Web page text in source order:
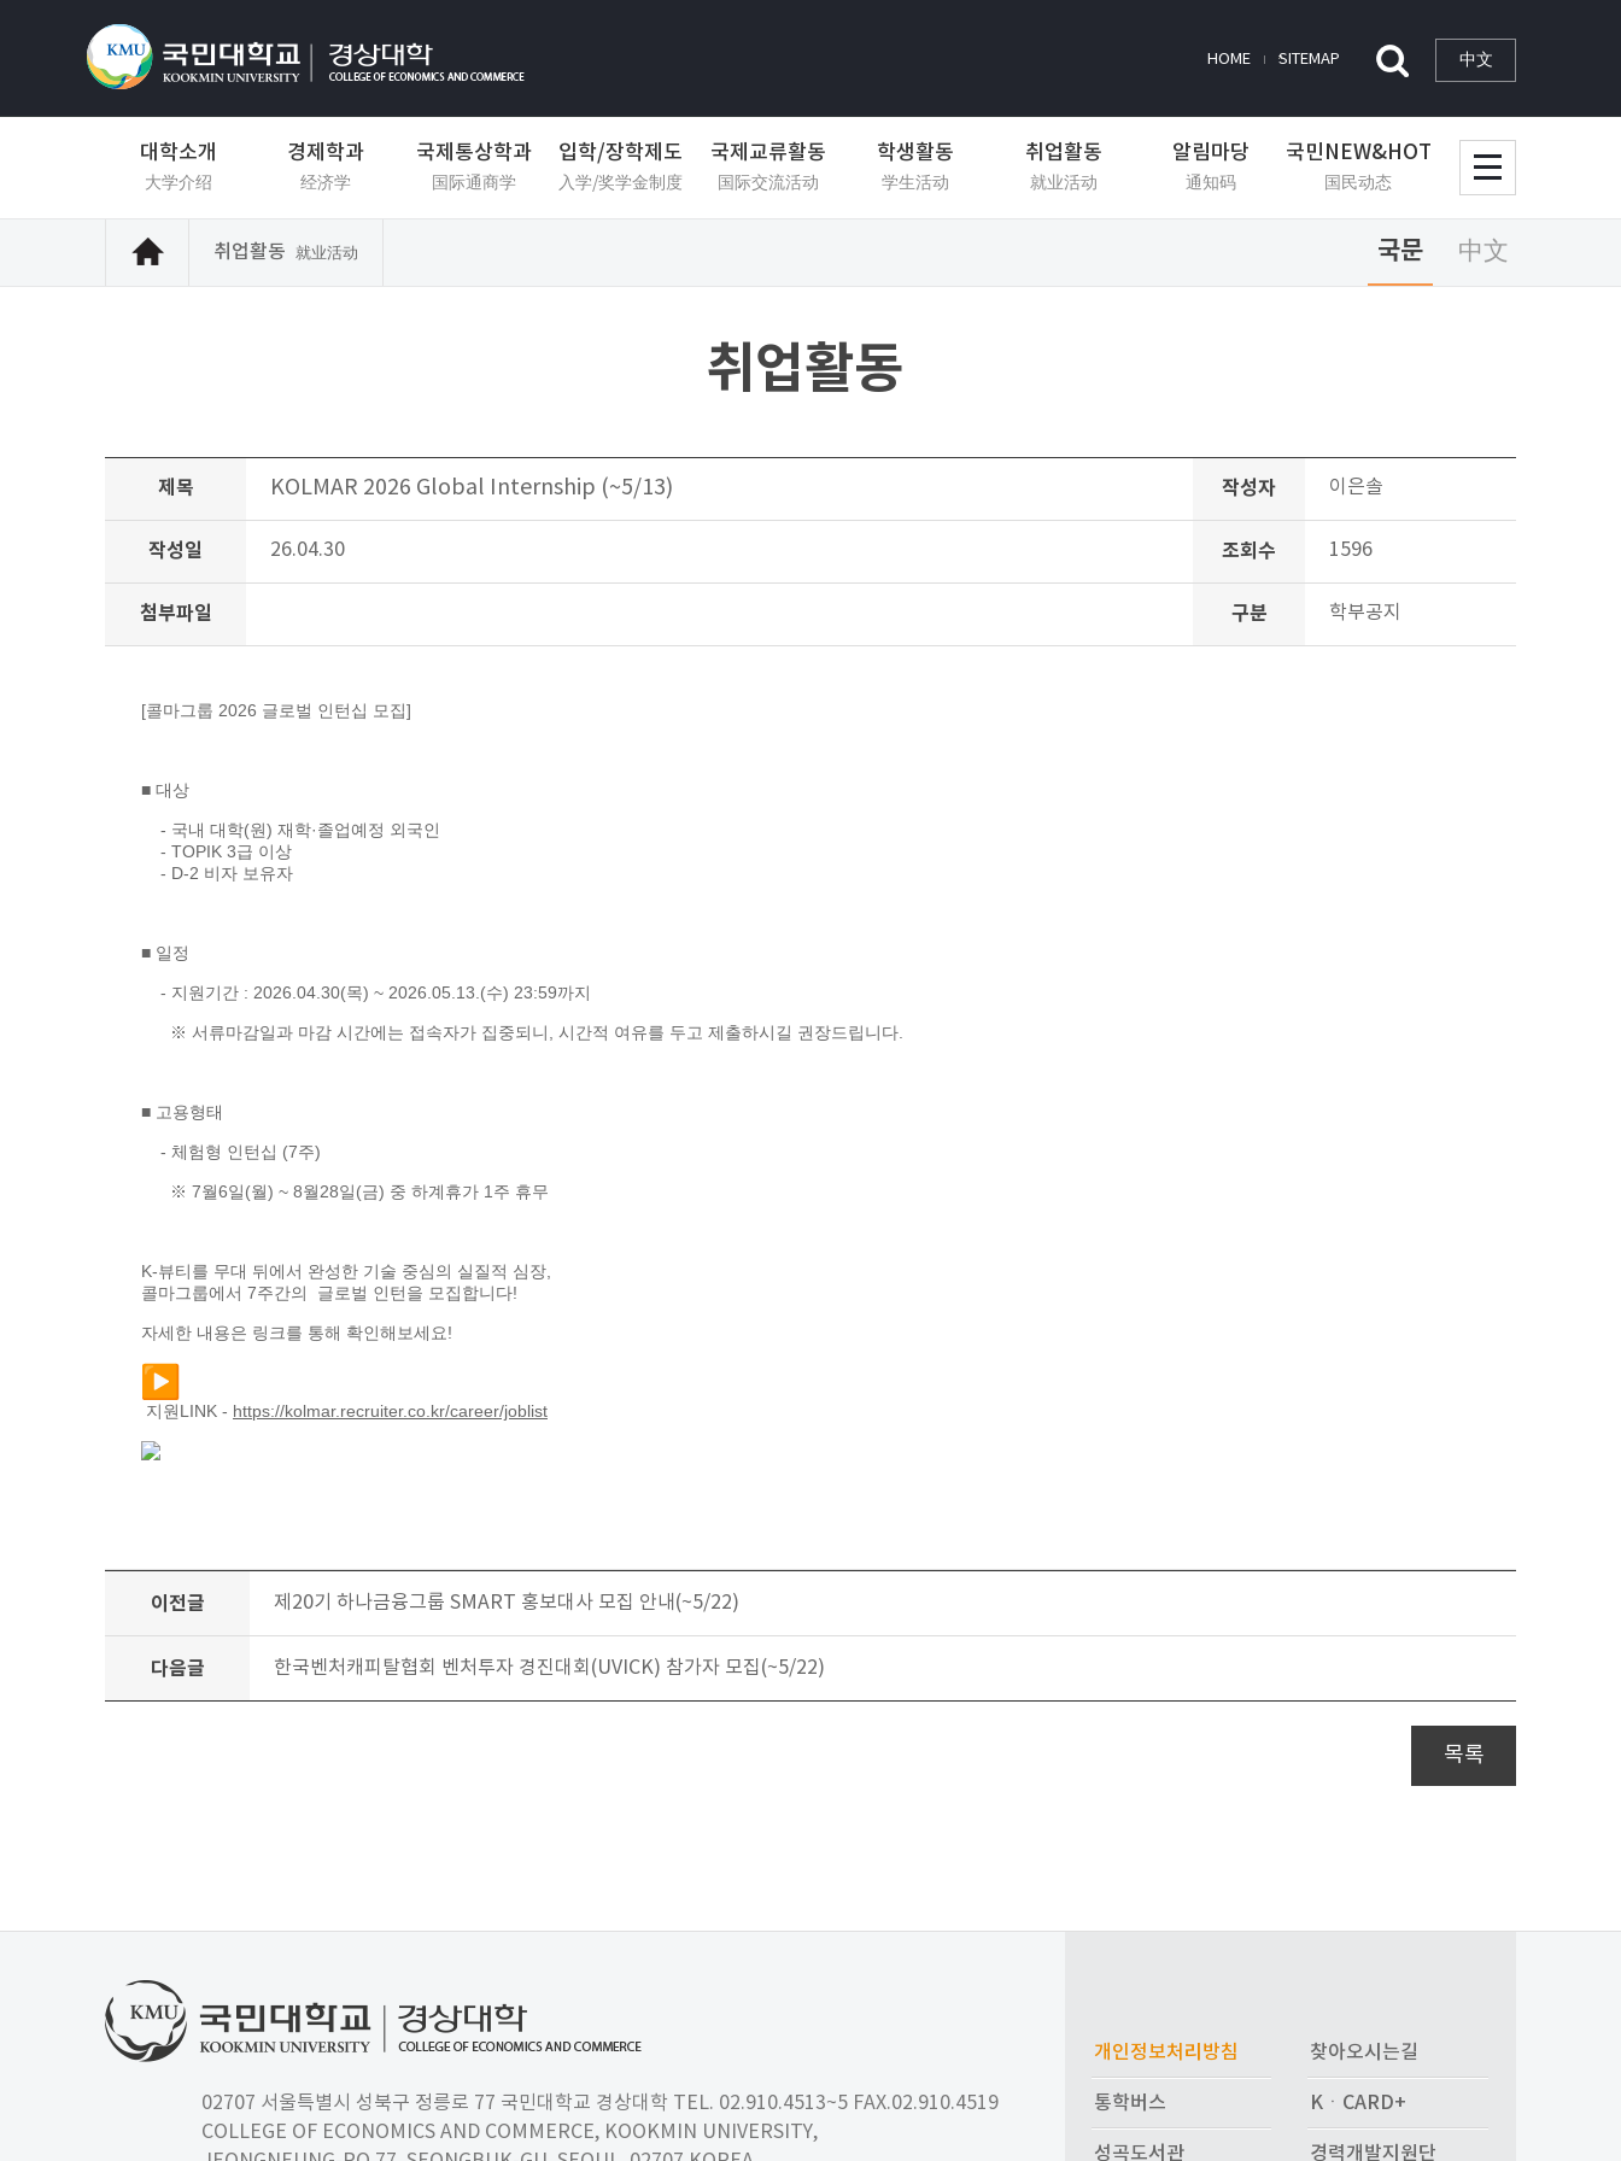
HOME SITEMAP 中文
대학소개
大学介绍
경제학과
经济学
국제통상학과
国际通商学
입학/장학제도
入学/奖学金制度
국제교류활동
国际交流活动
학생활동
学生活动
취업활동
就业活动
알림마당
通知码
국민NEW&HOT
国民动态
취업활동 就业活动 국문 中文
취업활동
제목 KOLMAR 2026 Global Internship (~5/13) 작성자 이은솔
작성일 26.04.30 조회수 1596
첨부파일 구분 학부공지
[콜마그룹 2026 글로벌 인턴십 모집]
■ 대상
- 국내 대학(원) 재학·졸업예정 외국인
- TOPIK 3급 이상
- D-2 비자 보유자
■ 일정
- 지원기간 : 2026.04.30(목) ~ 2026.05.13.(수) 23:59까지
※ 서류마감일과 마감 시간에는 접속자가 집중되니, 시간적 여유를 두고 제출하시길 권장드립니다.
■ 고용형태
- 체험형 인턴십 (7주)
※ 7월6일(월) ~ 8월28일(금) 중 하계휴가 1주 휴무
K-뷰티를 무대 뒤에서 완성한 기술 중심의 실질적 심장,
콜마그룹에서 7주간의 글로벌 인턴을 모집합니다!
자세한 내용은 링크를 통해 확인해보세요!
지원LINK - https://kolmar.recruiter.co. kr/career/joblist
이전글 제20기 하나금융그룹 SMART 홍보대사 모집 안내(~5/22)
다음글 한국벤처캐피탈협회 벤처투자 경진대회(UVICK) 참가자 모집(~5/22)
목록
02707 서울특별시 성북구 정릉로 77 국민대학교 경상대학 TEL. 02.910.4513~5 FAX.02.910.4519
COLLEGE OF ECONOMICS AND COMMERCE, KOOKMIN UNIVERSITY,
개인정보처리방침 찾아오시는길
통학버스 KㆍCARD+
성곡도서관 경력개발지원단